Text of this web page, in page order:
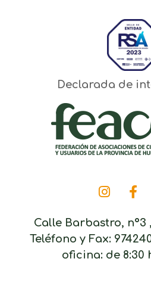
Declarada de
Calle Barbastro, nº3
Teléfono y Fax:
oficina: de 8:30